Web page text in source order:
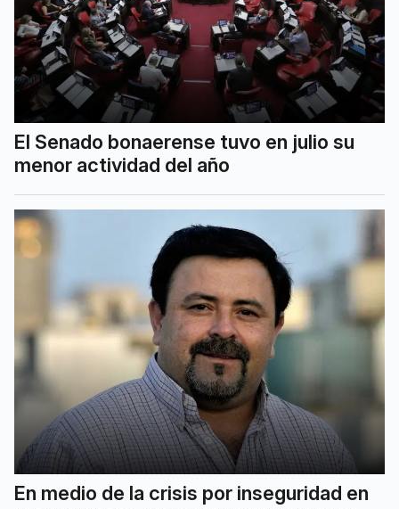
El Senado bonaerense tuvo en julio su
menor actividad del año
En medio de la crisis por inseguridad en